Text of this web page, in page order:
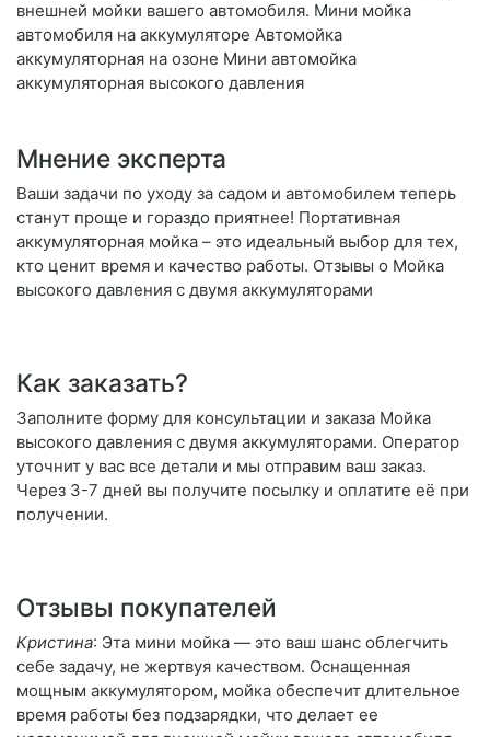
внешней мойки вашего автомобиля. Мини мойка
автомобиля на аккумуляторе Автомойка
аккумуляторная на озоне Мини автомойка
аккумуляторная высокого давления
Мнение эксперта
Ваши задачи по уходу за садом и автомобилем теперь
станут проще и гораздо приятнее! Портативная
аккумуляторная мойка – это идеальный выбор для тех,
кто ценит время и качество работы. Отзывы о Мойка
высокого давления с двумя аккумуляторами
Как заказать?
Заполните форму для консультации и заказа Мойка
высокого давления с двумя аккумуляторами. Оператор
уточнит у вас все детали и мы отправим ваш заказ.
Через 3-7 дней вы получите посылку и оплатите её при
получении.
Отзывы покупателей
Кристина: Эта мини мойка — это ваш шанс облегчить
себе задачу, не жертвуя качеством. Оснащенная
мощным аккумулятором, мойка обеспечит длительное
время работы без подзарядки, что делает ее